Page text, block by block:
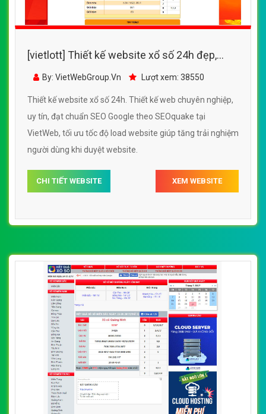
[vietlott] Thiết kế website xổ số 24h đẹp,
chuyên nghiệp chuẩn SEO
By: VietWebGroup.Vn Lượt xem: 38550
Thiết kế website xổ số 24h. Thiết kế web chuyên nghiệp,
uy tín, đạt chuẩn SEO Google theo SEOquake tại
VietWeb, tối ưu tốc độ load website giúp tăng trải nghiệm
người dùng khi duyệt website.
CHI TIẾT WEBSITE XEM WEBSITE